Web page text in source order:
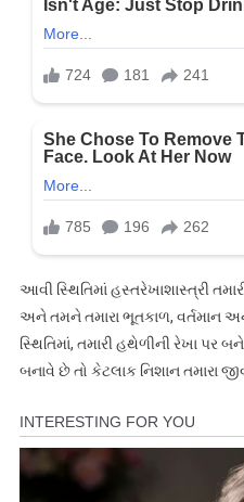
આવી સ્થિતિમાં હસ્તરેખાશાસ્ત્રી
અને તમને તમારા ભૂતકાળ, વર્તમાન
સ્થિતિમાં, તમારી હથેળીની રેખા પર
બનાવે છે તો કેટલાક નિશાન તમારા